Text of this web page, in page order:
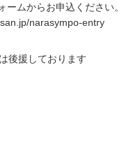
ームからお申込ください。
narasympo-entry
後援しております